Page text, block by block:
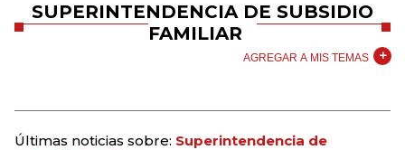
SUPERINTENDENCIA DE SUBSIDIO
FAMILIAR
AGREGAR A MIS TEMAS
Últimas noticias sobre: Superintendencia de